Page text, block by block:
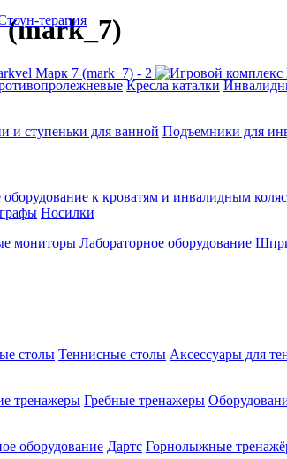
терапия
Кресла каталки
и ступеньки для ванной Подъемники для
к кроватям и инвалидным
Носилки
мониторы Лабораторное оборудование
столы Теннисные столы Аксессуары для
тренажеры Гребные тренажеры
оборудование Дартс Горнолыжные